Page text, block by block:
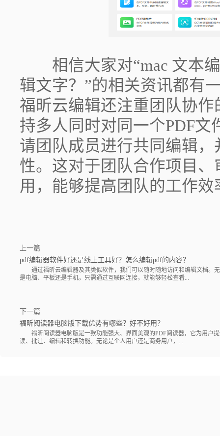
相信大家对“mac 文本编
辑文字？”的相关资讯都有
福昕云编辑还注重团队协
持多人同时对同一个PDF
请团队成员进行共同编辑
性。这对于团队合作项目
用，能够提高团队的工作
上一篇
pdf编辑器软件好还是线上工具好？怎么编辑pdf的内容？
通过福昕云编辑器及其类似软件，我们可以随时随地访问和编辑文档。
是电脑、平板还是手机，只需通过互联网连接，就能够轻松查看...
下一篇
福昕阅读器电脑版下载优势有哪些？好不好用？
福昕阅读器电脑版是一款功能强大、界面美观的PDF阅读器，它为用户
读、批注、编辑和转换功能。无论是个人用户还是商务用户，...